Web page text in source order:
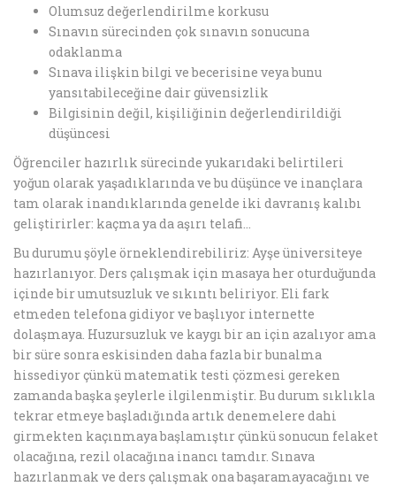
Olumsuz değerlendirilme korkusu
Sınavın sürecinden çok sınavın sonucuna
odaklanma
Sınava ilişkin bilgi ve becerisine veya bunu
yansıtabileceğine dair güvensizlik
Bilgisinin değil, kişiliğinin değerlendirildiği
düşüncesi
Öğrenciler hazırlık sürecinde yukarıdaki belirtileri
yoğun olarak yaşadıklarında ve bu düşünce ve inançlara
tam olarak inandıklarında genelde iki davranış kalıbı
geliştirirler: kaçma ya da aşırı telafi…
Bu durumu şöyle örneklendirebiliriz: Ayşe üniversiteye
hazırlanıyor. Ders çalışmak için masaya her oturduğunda
içinde bir umutsuzluk ve sıkıntı beliriyor. Eli fark
etmeden telefona gidiyor ve başlıyor internette
dolaşmaya. Huzursuzluk ve kaygı bir an için azalıyor ama
bir süre sonra eskisinden daha fazla bir bunalma
hissediyor çünkü matematik testi çözmesi gereken
zamanda başka şeylerle ilgilenmiştir. Bu durum sıklıkla
tekrar etmeye başladığında artık denemelere dahi
girmekten kaçınmaya başlamıştır çünkü sonucun felaket
olacağına, rezil olacağına inancı tamdır. Sınava
hazırlanmak ve ders çalışmak ona başaramayacağını ve